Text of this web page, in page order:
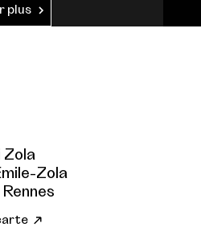
plus
Zola
Zola